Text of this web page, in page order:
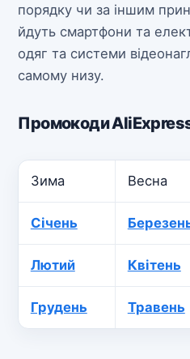
порядку чи за іншим
йдуть смартфони та
одяг та системи
самому низу.
Промокоди
Зима Весна
Січень
Лютий Квітень
Грудень Травень